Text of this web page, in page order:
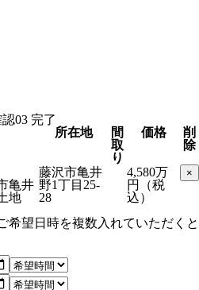
認03 完了
所在地
間
取
り
価格
削
除
亀井
地
藤沢市亀井
野1丁目25-
28
4,580万
円（税
込）
×
希望日時を複数入れていただくと